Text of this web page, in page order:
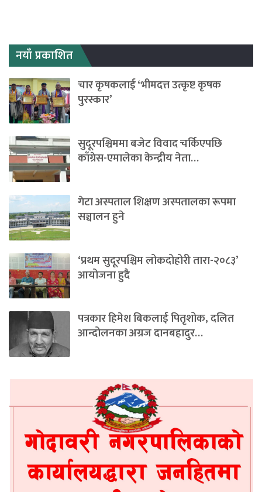
नयाँ प्रकाशित
चार कृषकलाई ‘भीमदत्त उत्कृष्ट कृषक
पुरस्कार’
सुदूरपश्चिममा बजेट विवाद चर्किएपछि
काँग्रेस-एमालेका केन्द्रीय नेता…
गेटा अस्पताल शिक्षण अस्पतालका रूपमा
सञ्चालन हुने
‘प्रथम सुदूरपश्चिम लोकदोहोरी तारा-२०८३’
आयोजना हुदै
पत्रकार हिमेश बिकलाई पितृशोक, दलित
आन्दोलनका अग्रज दानबहादुर…